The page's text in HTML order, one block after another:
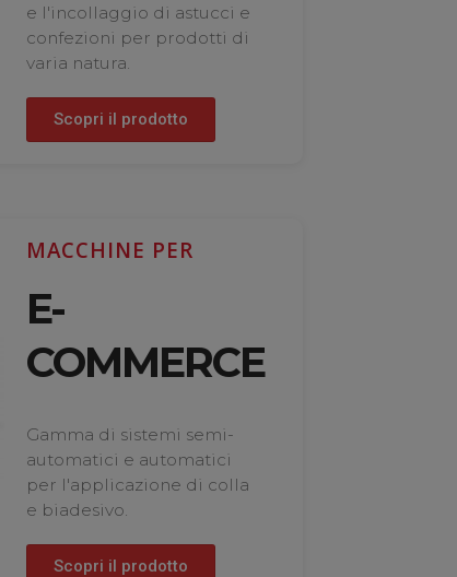
e l'incollaggio di astucci e
confezioni per prodotti di
varia natura.
Scopri il prodotto
MACCHINE PER
E-
COMMERCE
Gamma di sistemi semi-
automatici e automatici
per l'applicazione di colla
e biadesivo.
Scopri il prodotto